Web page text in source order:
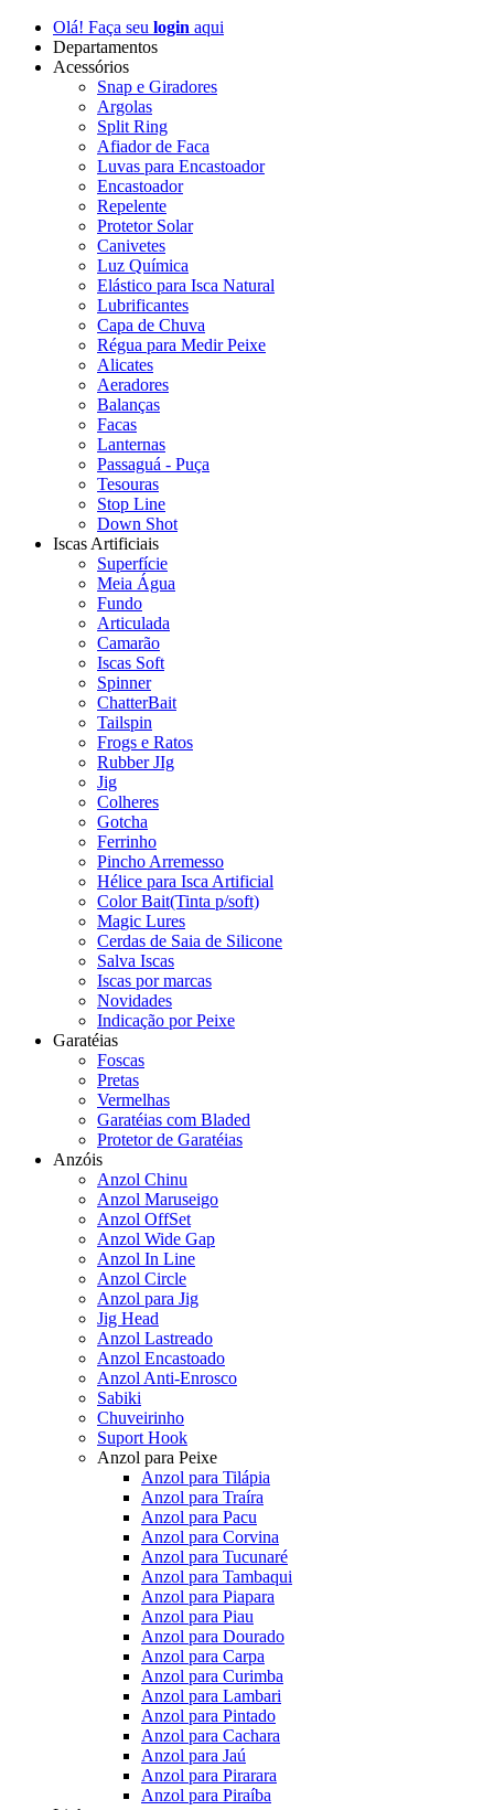
Olá! Faça seu login aqui
Departamentos
Acessórios
Snap e Giradores
Argolas
Split Ring
Afiador de Faca
Luvas para Encastoador
Encastoador
Repelente
Protetor Solar
Canivetes
Luz Química
Elástico para Isca Natural
Lubrificantes
Capa de Chuva
Régua para Medir Peixe
Alicates
Aeradores
Balanças
Facas
Lanternas
Passaguá - Puça
Tesouras
Stop Line
Down Shot
Iscas Artificiais
Superfície
Meia Água
Fundo
Articulada
Camarão
Iscas Soft
Spinner
ChatterBait
Tailspin
Frogs e Ratos
Rubber JIg
Jig
Colheres
Gotcha
Ferrinho
Pincho Arremesso
Hélice para Isca Artificial
Color Bait(Tinta p/soft)
Magic Lures
Cerdas de Saia de Silicone
Salva Iscas
Iscas por marcas
Novidades
Indicação por Peixe
Garatéias
Foscas
Pretas
Vermelhas
Garatéias com Bladed
Protetor de Garatéias
Anzóis
Anzol Chinu
Anzol Maruseigo
Anzol OffSet
Anzol Wide Gap
Anzol In Line
Anzol Circle
Anzol para Jig
Jig Head
Anzol Lastreado
Anzol Encastoado
Anzol Anti-Enrosco
Sabiki
Chuveirinho
Suport Hook
Anzol para Peixe
Anzol para Tilápia
Anzol para Traíra
Anzol para Pacu
Anzol para Corvina
Anzol para Tucunaré
Anzol para Tambaqui
Anzol para Piapara
Anzol para Piau
Anzol para Dourado
Anzol para Carpa
Anzol para Curimba
Anzol para Lambari
Anzol para Pintado
Anzol para Cachara
Anzol para Jaú
Anzol para Pirarara
Anzol para Piraíba